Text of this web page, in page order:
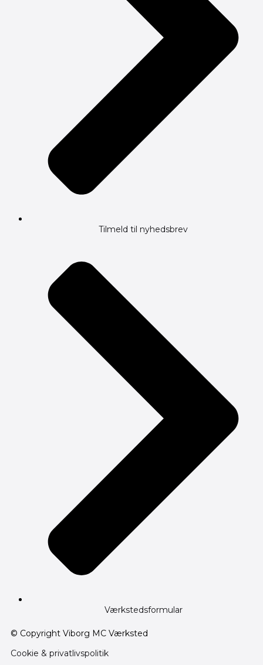
Tilmeld til nyhedsbrev
Værkstedsformular
© Copyright Viborg MC Værksted
Cookie & privatlivspolitik